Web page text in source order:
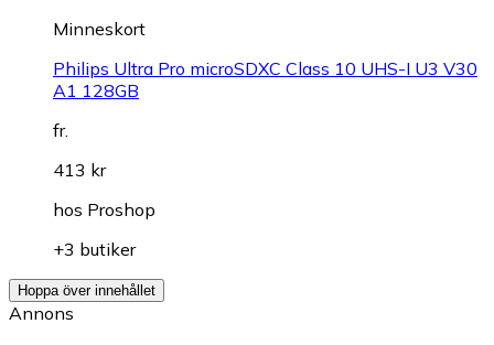
Minneskort
Philips Ultra Pro microSDXC Class 10 UHS-I U3 V30
A1 128GB
fr.
413 kr
hos Proshop
+3 butiker
Hoppa över innehållet
Annons